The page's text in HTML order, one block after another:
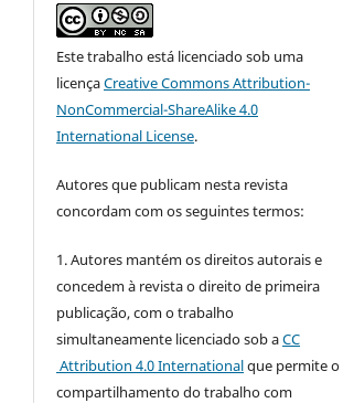
Este trabalho está licenciado sob uma
licençaCreative Commons Attribution-
NonCommercial-ShareAlike 4.0
International License.
Autores que publicam nesta revista
concordam com os seguintes termos:
1. Autores mantém os direitos autorais e
concedem à revista o direito de primeira
publicação, com o trabalho
simultaneamente licenciado sob aCC
Attribution 4.0 Internationalque permite o
compartilhamento do trabalho com